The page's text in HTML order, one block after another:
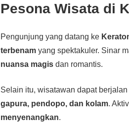
Pesona Wisata di
Pengunjung yang datang ke
terbenam yang spektakuler. Sinar
nuansa magis dan romantis.
Selain itu, wisatawan dapat
gapura, pendopo, dan kolam.
menyenangkan.